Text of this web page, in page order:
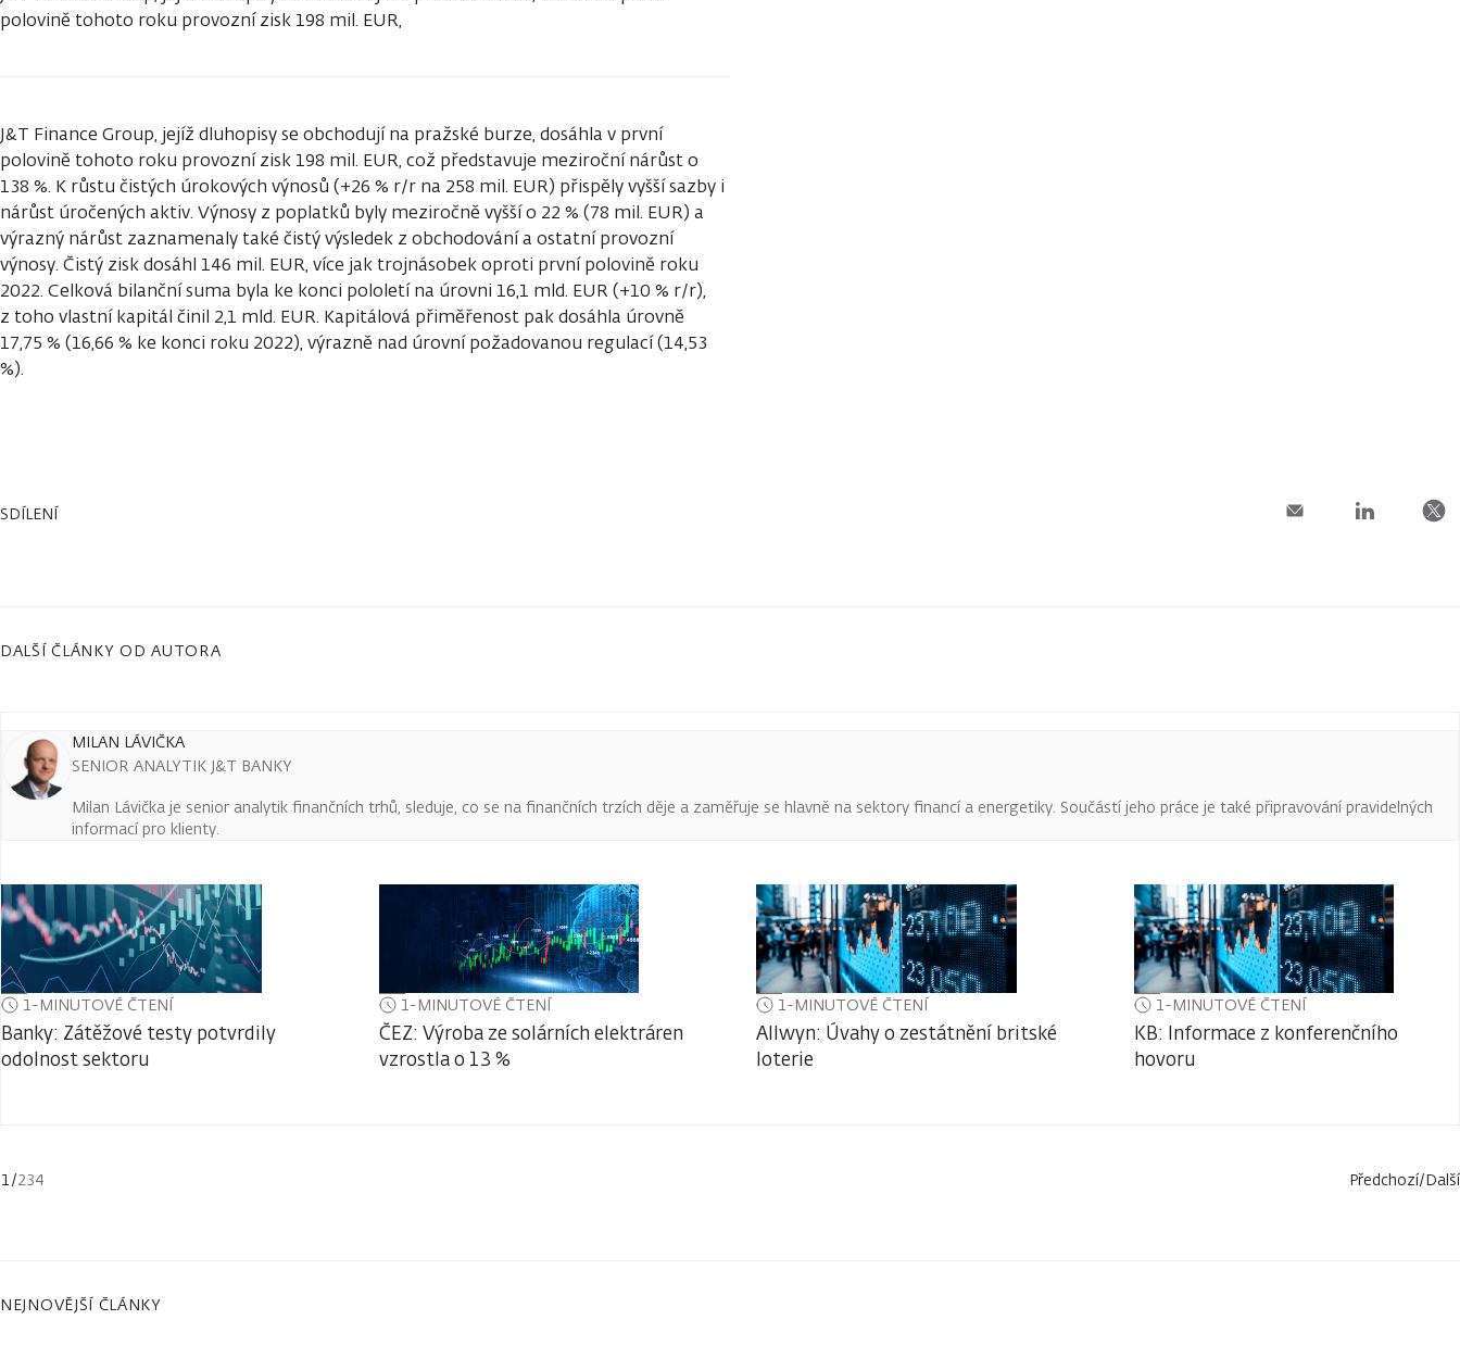
polovině tohoto roku provozní zisk 198 mil. EUR,
J&T Finance Group, jejíž dluhopisy se obchodují na pražské burze, dosáhla v první
polovině tohoto roku provozní zisk 198 mil. EUR, což představuje meziroční nárůst o
138 %. K růstu čistých úrokových výnosů (+26 % r/r na 258 mil. EUR) přispěly vyšší sazby i
nárůst úročených aktiv. Výnosy z poplatků byly meziročně vyšší o 22 % (78 mil. EUR) a
výrazný nárůst zaznamenaly také čistý výsledek z obchodování a ostatní provozní
výnosy. Čistý zisk dosáhl 146 mil. EUR, více jak trojnásobek oproti první polovině roku
2022. Celková bilanční suma byla ke konci pololetí na úrovni 16,1 mld. EUR (+10 % r/r),
z toho vlastní kapitál činil 2,1 mld. EUR. Kapitálová přiměřenost pak dosáhla úrovně
17,75 % (16,66 % ke konci roku 2022), výrazně nad úrovní požadovanou regulací (14,53
%).
SDÍLENÍ
DALŠÍ ČLÁNKY OD AUTORA
MILAN LÁVIČKA
SENIOR ANALYTIK J&T BANKY
Milan Lávička je senior analytik finančních trhů, sleduje, co se na finančních trzích děje a zaměřuje se hlavně na sektory financí a energetiky. Součástí jeho práce je také připravování pravidelných
informací pro klienty.
1-MINUTOVÉ ČTENÍ
Banky: Zátěžové testy potvrdily
odolnost sektoru
1-MINUTOVÉ ČTENÍ
ČEZ: Výroba ze solárních elektráren
vzrostla o 13 %
1-MINUTOVÉ ČTENÍ
Allwyn: Úvahy o zestátnění britské
loterie
1-MINUTOVÉ ČTENÍ
KB: Informace z konferenčního
hovoru
1 /234 Předchozí/Další
NEJNOVĚJŠÍ ČLÁNKY